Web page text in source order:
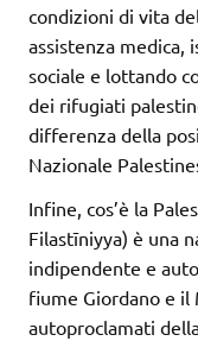
condizioni di vita
assistenza medica,
sociale e lottando
dei rifugiati
differenza della
Nazionale
Infine, cos’è la
Filastīniyya) è una
indipendente e
fiume Giordano e il
autoproclamati